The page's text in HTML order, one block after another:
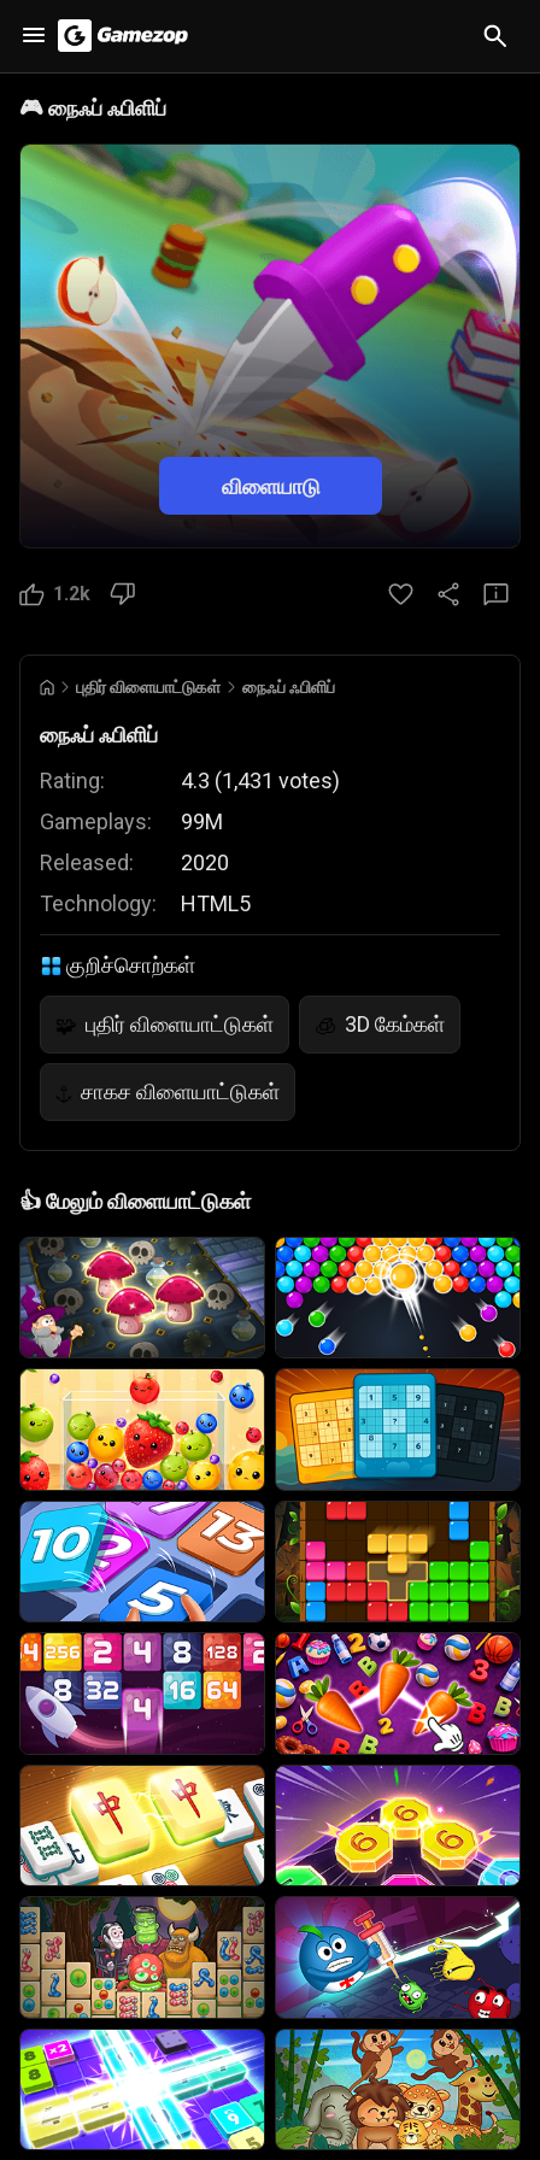
🎮நைஃப் ஃபிளிப்
விளையாடு
1.2k
புதிர் விளையாட்டுகள் நைஃப் ஃபிளிப்
நைஃப் ஃபிளிப்
Rating:
Gameplays:
Released:
Technology:
4.3 (1,431 votes)
99M
2020
HTML5
குறிச்சொற்கள்
🧩 புதிர் விளையாட்டுகள் 🧊 3D கேம்கள்
⚓ சாகச விளையாட்டுகள்
👍மேலும் விளையாட்டுகள்